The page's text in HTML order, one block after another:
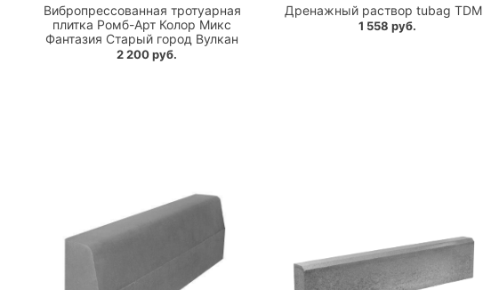
Вибропрессованная тротуарная
плитка Ромб-Арт Колор Микс
Фантазия Старый город Вулкан
2 200 руб.
Дренажный раствор tubag TDM
1 558 руб.